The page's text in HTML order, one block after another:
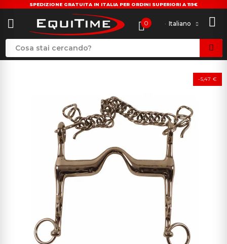
SPEDIZIONE GRATUITA IN ITALIA PER ORDINI SUPERIORI A 119€
0 Italiano
-5,47 €